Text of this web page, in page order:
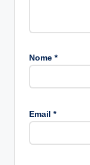
Nome *
Email *
e